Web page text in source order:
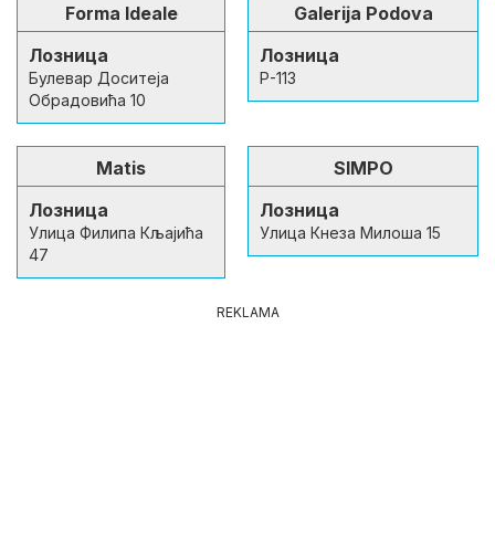
Forma Ideale
Лозница
Булевар Доситеја
Обрадовића 10
Galerija Podova
Лозница
Р-113
Matis
Лозница
Улица Филипа Кљајића
47
SIMPO
Лозница
Улица Кнеза Милоша 15
REKLAMA